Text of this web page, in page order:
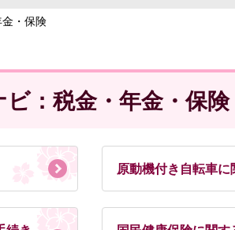
・保険
：税金・年金・保険
原動機付き自転車に